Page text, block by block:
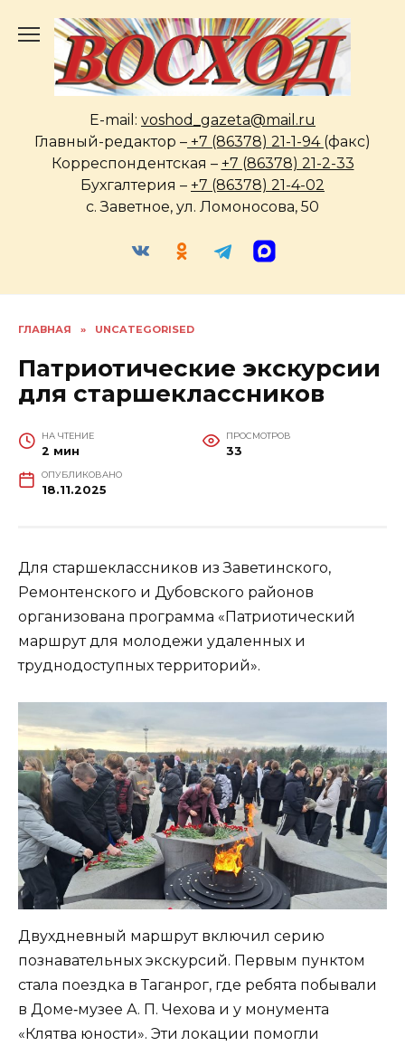
содержанию
E-mail: voshod_gazeta@mail.ru
Главный-редактор – +7 (86378) 21-1-94 (факс)
Корреспондентская – +7 (86378) 21-2-33
Бухгалтерия – +7 (86378) 21-4-02
с. Заветное, ул. Ломоносова, 50
ГЛАВНАЯ » UNCATEGORISED
Патриотические экскурсии
для старшеклассников
НА ЧТЕНИЕ
2 мин
ПРОСМОТРОВ
33
ОПУБЛИКОВАНО
18.11.2025
Для старшеклассников из Заветинского,
Ремонтенского и Дубовского районов
организована программа «Патриотический
маршрут для молодежи удаленных и
труднодоступных территорий».
Двухдневный маршрут включил серию
познавательных экскурсий. Первым пунктом
стала поездка в Таганрог, где ребята побывали
в Доме‑музее А. П. Чехова и у монумента
«Клятва юности». Эти локации помогли